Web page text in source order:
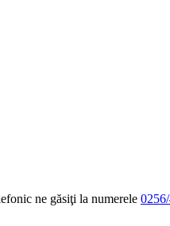
ne găsiţi la numerele